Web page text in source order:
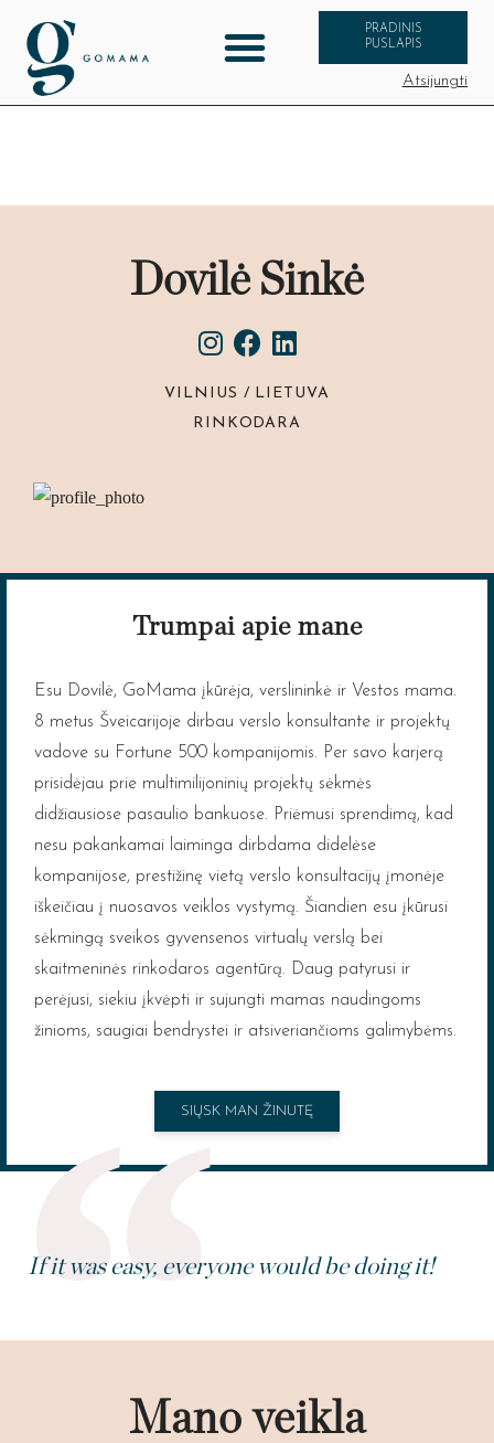
PRADINIS
PUSLAPIS
Atsijungti
Dovilė Sinkė
VILNIUS / LIETUVA
RINKODARA
Trumpai apie mane
Esu Dovilė, GoMama įkūrėja, verslininkė ir Vestos mama.
8 metus Šveicarijoje dirbau verslo konsultante ir projektų
vadove su Fortune 500 kompanijomis. Per savo karjerą
prisidėjau prie multimilijoninių projektų sėkmės
didžiausiose pasaulio bankuose. Priėmusi sprendimą, kad
nesu pakankamai laiminga dirbdama didelėse
kompanijose, prestižinę vietą verslo konsultacijų įmonėje
iškeičiau į nuosavos veiklos vystymą. Šiandien esu įkūrusi
sėkmingą sveikos gyvensenos virtualų verslą bei
skaitmeninės rinkodaros agentūrą. Daug patyrusi ir
perėjusi, siekiu įkvėpti ir sujungti mamas naudingoms
žinioms, saugiai bendrystei ir atsiveriančioms galimybėms.
SIŲSK MAN ŽINUTĘ
If it was easy, everyone would be doing it!
Mano veikla